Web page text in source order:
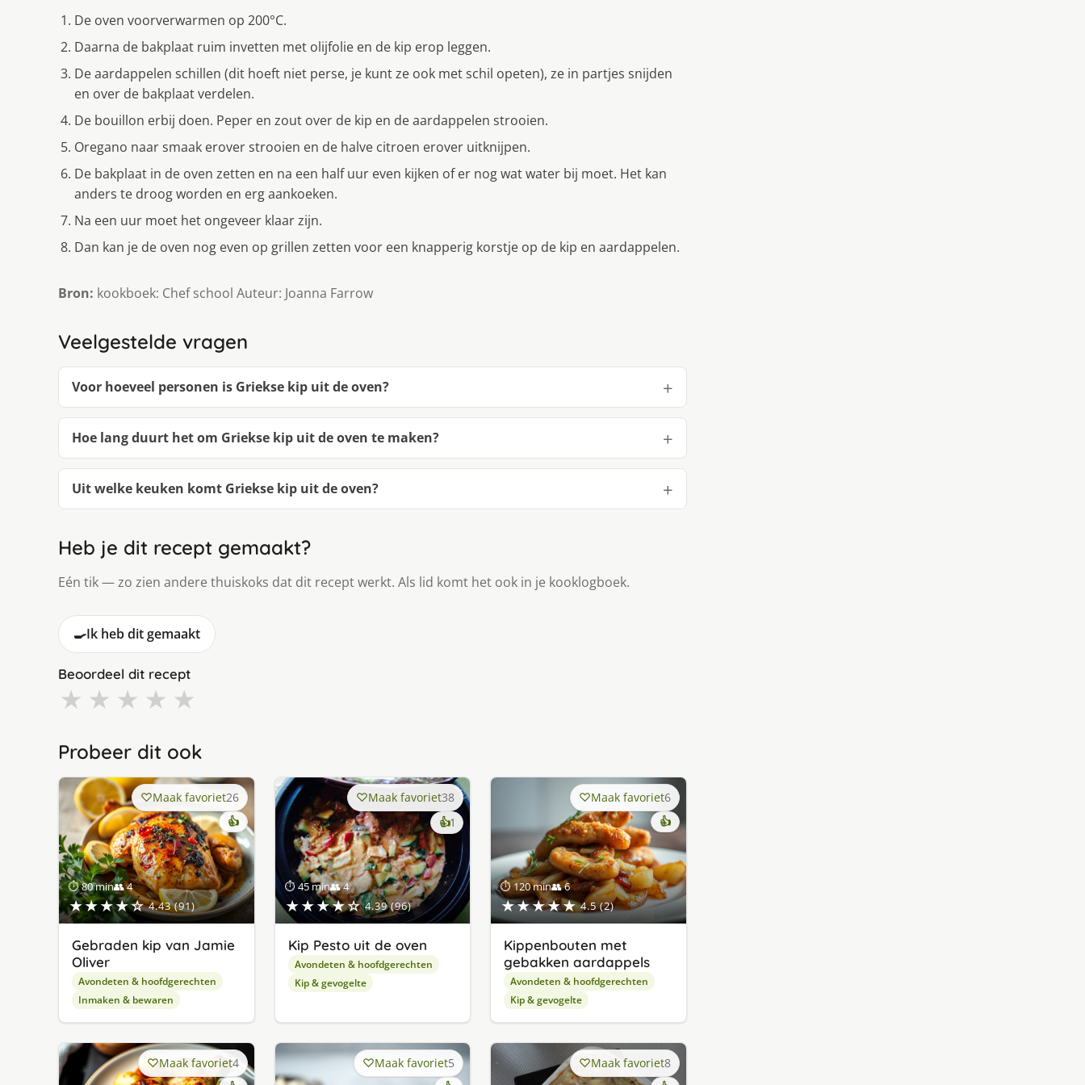
De oven voorverwarmen op 200°C.
Daarna de bakplaat ruim invetten met olijfolie en de kip erop leggen.
De aardappelen schillen (dit hoeft niet perse, je kunt ze ook met schil opeten), ze in partjes snijden
en over de bakplaat verdelen.
De bouillon erbij doen. Peper en zout over de kip en de aardappelen strooien.
Oregano naar smaak erover strooien en de halve citroen erover uitknijpen.
De bakplaat in de oven zetten en na een half uur even kijken of er nog wat water bij moet. Het kan
anders te droog worden en erg aankoeken.
Na een uur moet het ongeveer klaar zijn.
Dan kan je de oven nog even op grillen zetten voor een knapperig korstje op de kip en aardappelen.
Bron: kookboek: Chef school Auteur: Joanna Farrow
Veelgestelde vragen
Voor hoeveel personen is Griekse kip uit de oven?
Hoe lang duurt het om Griekse kip uit de oven te maken?
Uit welke keuken komt Griekse kip uit de oven?
Heb je dit recept gemaakt?
Eén tik — zo zien andere thuiskoks dat dit recept werkt. Als lid komt het ook in je kooklogboek.
🍳Ik heb dit gemaakt
Beoordeel dit recept
★ ★ ★ ★ ★
Probeer dit ook
⏱ 80 min👥 4
★★★★☆ 4.43 (91)
Maak favoriet26
👍
Gebraden kip van Jamie
Oliver
Avondeten & hoofdgerechten
Inmaken & bewaren
⏱ 45 min👥 4
★★★★☆ 4.39 (96)
Maak favoriet38
👍1 keer
lekker
gevonden
Kip Pesto uit de oven
Avondeten & hoofdgerechten
Kip & gevogelte
⏱ 120 min👥 6
★★★★★ 4.5 (2)
Maak favoriet6
👍
Kippenbouten met
gebakken aardappels
Avondeten & hoofdgerechten
Kip & gevogelte
Maak favoriet4 Maak favoriet5 Maak favoriet8